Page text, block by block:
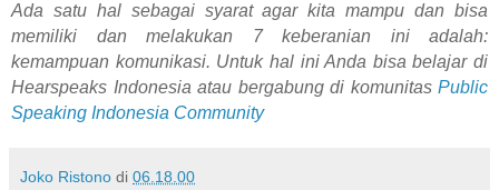
Ada satu hal sebagai syarat agar kita mampu dan bisa
memiliki dan melakukan 7 keberanian ini adalah:
kemampuan komunikasi. Untuk hal ini Anda bisa belajar di
Hearspeaks Indonesia atau bergabung di komunitas Public
Speaking Indonesia Community
Joko Ristono di 06.18.00